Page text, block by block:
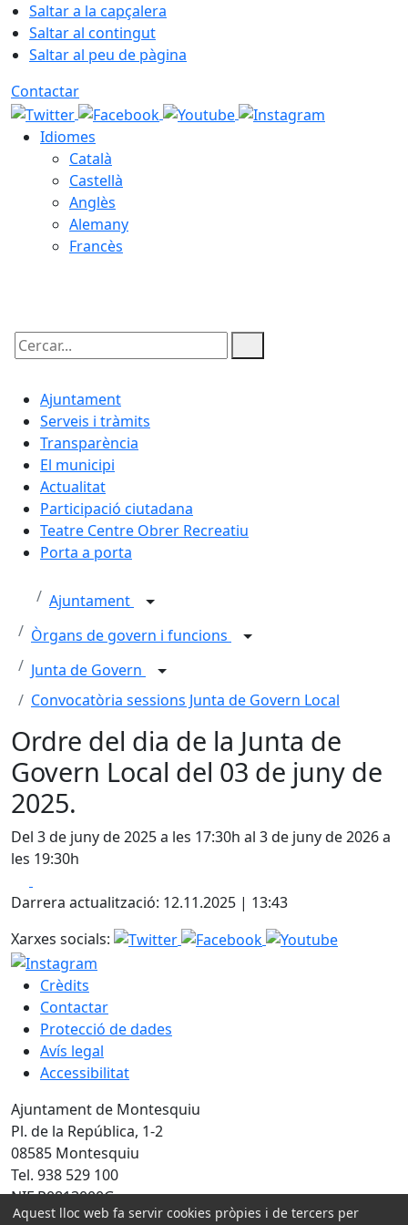
Saltar a la capçalera
Saltar al contingut
Saltar al peu de pàgina
Contactar
Idiomes
Català
Castellà
Anglès
Alemany
Francès
Cercar:
Ajuntament
Serveis i tràmits
Transparència
El municipi
Actualitat
Participació ciutadana
Teatre Centre Obrer Recreatiu
Porta a porta
Ajuntament
Òrgans de govern i funcions
Junta de Govern
Convocatòria sessions Junta de Govern Local
Ordre del dia de la Junta de
Govern Local del 03 de juny de
2025.
Del 3 de juny de 2025 a les 17:30h al 3 de juny de 2026 a
les 19:30h
Darrera actualització: 12.11.2025 | 13:43
Xarxes socials:
Crèdits
Contactar
Protecció de dades
Avís legal
Accessibilitat
Ajuntament de Montesquiu
Pl. de la República, 1-2
08585 Montesquiu
Tel. 938 529 100
NIF P0813000G
Aquest lloc web fa servir cookies pròpies i de tercers per